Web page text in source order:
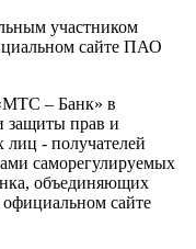
участником
сайте ПАО
– Банк» в
защиты прав и
лиц - получателей
саморегулируемых
объединяющих
официальном сайте